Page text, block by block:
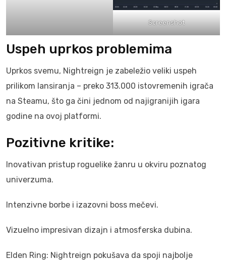
Screenshot
Uspeh uprkos problemima
Uprkos svemu, Nightreign je zabeležio veliki uspeh
prilikom lansiranja – preko 313.000 istovremenih igrača
na Steamu, što ga čini jednom od najigranijih igara
godine na ovoj platformi.
Pozitivne kritike:
Inovativan pristup roguelike žanru u okviru poznatog
univerzuma.
Intenzivne borbe i izazovni boss mečevi.
Vizuelno impresivan dizajn i atmosferska dubina.
Elden Ring: Nightreign pokušava da spoji najbolje